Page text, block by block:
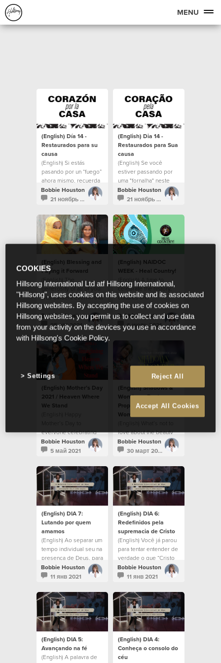
MENU
(English) Día 14 -
Restaurados para su
causa
(English) Si estás
pasando por un “fuego”
ahora mismo, recuerda
que Cristo está en el
fuego contigo.
Bobbie Houston
21 ноябрь 2021
(English) Dia 14 -
Restaurados para Sua
causa
(English) Se você
estiver passando por
uma "fornalha" neste
momento, lembre-se de
que Cristo está com
Bobbie Houston
21 ноябрь 2021
(English) Blessing and
Paying it Forward
(English) The
generosity of all of you
was evident even in that
moment.
Bobbie Houston
25 авг 2021
(English) NAIDOC
WEEK - Heal Country!
(English) A time to
celebrate the history,
cultures and
achievements of
Aboriginal and Torres
Strait Islander people.
Bobbie Houston
6 июль 2021
(English) Mother’s Day
2021 / Heaven Where
We Stand
Mother’s Day to
everyone celebrating
and being celebrated
this coming weekend.
Bobbie Houston
5 май 2021
(English) Shadows &
Wonder — Poets.
Prophets. Everyday
Women.
(English) What’s not to
love about the beauty
and artistry of faith?
Bobbie Houston
30 март 2021
(English) DIA 7:
Lutando por quem
amamos
(English) Ao separar um
tempo individual seu na
presença de Deus, para
uma pausa e reflexão,
lembre-se de manter
Sua voz e instrução.
Bobbie Houston
11 янв 2021
(English) DIA 6:
Redefinidos pela
supremacia de Cristo
(English) Você já parou
para tentar entender de
verdade o que “Cristo
em você” de fato
significa?
Bobbie Houston
11 янв 2021
(English) DIA 5:
Avançando na fé
(English) A palavra de
(English) DIA 4:
Conheça o consolo do
céu
COOKIES
Hillsong International Ltd atf Hillsong International,
"Hillsong", uses cookies on this website and its associated
Hillsong websites. By accepting the use of cookies on
Hillsong websites, you permit us to collect and use data
from your activity on the devices you use in accordance
with Hillsong's Cookie Policy.
Reject All
Accept All Cookies
Settings